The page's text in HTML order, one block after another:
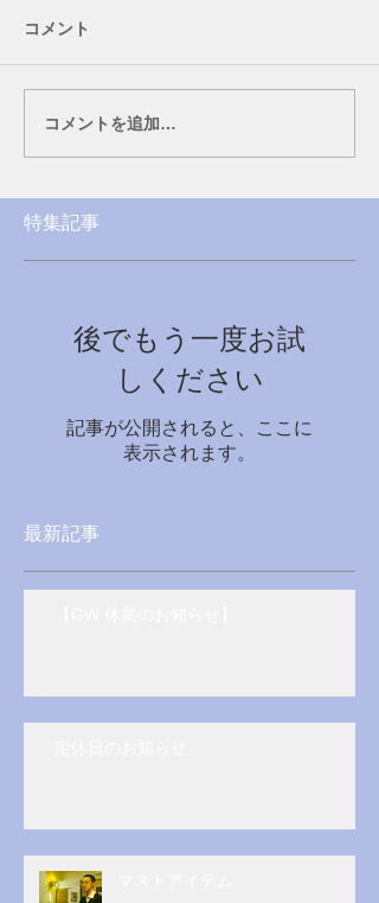
コメント
コメントを追加…
特集記事
後でもう一度お試
しください
記事が公開されると、ここに
表示されます。
最新記事